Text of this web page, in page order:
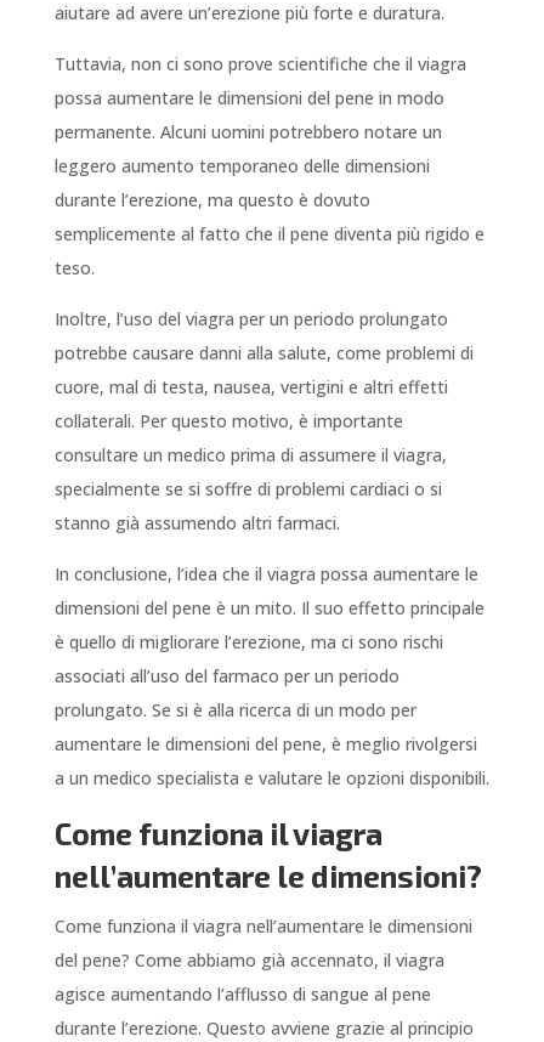
aiutare ad avere un’erezione più forte e duratura.
Tuttavia, non ci sono prove scientifiche che il viagra
possa aumentare le dimensioni del pene in modo
permanente. Alcuni uomini potrebbero notare un
leggero aumento temporaneo delle dimensioni
durante l’erezione, ma questo è dovuto
semplicemente al fatto che il pene diventa più rigido e
teso.
Inoltre, l’uso del viagra per un periodo prolungato
potrebbe causare danni alla salute, come problemi di
cuore, mal di testa, nausea, vertigini e altri effetti
collaterali. Per questo motivo, è importante
consultare un medico prima di assumere il viagra,
specialmente se si soffre di problemi cardiaci o si
stanno già assumendo altri farmaci.
In conclusione, l’idea che il viagra possa aumentare le
dimensioni del pene è un mito. Il suo effetto principale
è quello di migliorare l’erezione, ma ci sono rischi
associati all’uso del farmaco per un periodo
prolungato. Se si è alla ricerca di un modo per
aumentare le dimensioni del pene, è meglio rivolgersi
a un medico specialista e valutare le opzioni disponibili.
Come funziona il viagra
nell’aumentare le dimensioni?
Come funziona il viagra nell’aumentare le dimensioni
del pene? Come abbiamo già accennato, il viagra
agisce aumentando l’afflusso di sangue al pene
durante l’erezione. Questo avviene grazie al principio